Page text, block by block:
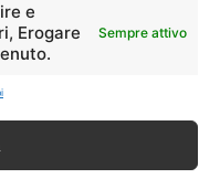
e
Erogare
Sempre attivo
Tariffando riceve un